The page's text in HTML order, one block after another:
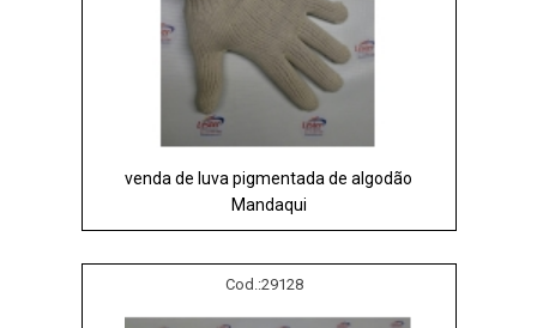
venda de luva pigmentada de algodão
Mandaqui
Cod.:29128